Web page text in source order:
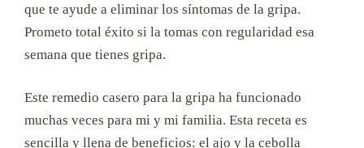
que te ayude a eliminar los síntomas de la gripa.
Prometo total éxito si la tomas con regularidad esa
semana que tienes gripa.
Este remedio casero para la gripa ha funcionado
muchas veces para mi y mi familia. Esta receta es
sencilla y llena de beneficios: el ajo y la cebolla